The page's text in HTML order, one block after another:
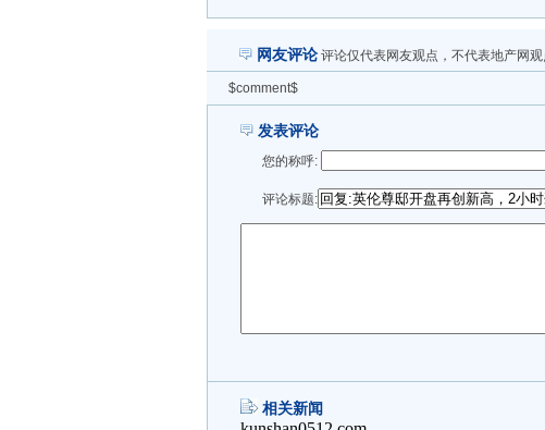
网友评论 评论仅代表网友观点，不代表地产网观
$comment$
发表评论
您的称呼:
评论标题:
相关新闻